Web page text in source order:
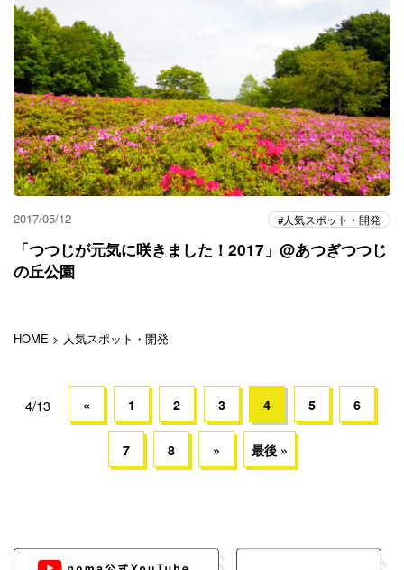
2017/05/12 人気スポット・開発
「つつじが元気に咲きました！2017」@あつぎつつじ
の丘公園
HOME > 人気スポット・開発
4/13 « 1 2 3 4 5 6
7 8 » 最後 »